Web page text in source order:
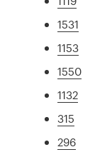
1531
1153
1550
1132
315
296